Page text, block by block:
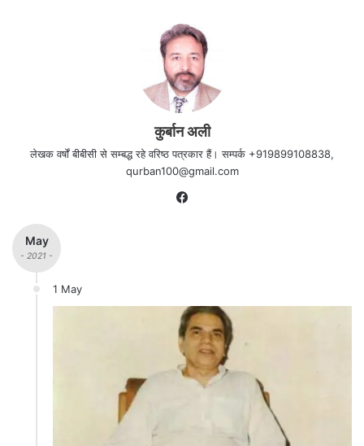
कुर्बान अली
लेखक वर्षों बीबीसी से सम्बद्ध रहे वरिष्ठ पत्रकार हैं। सम्पर्क +919899108838,
qurban100@gmail.com
Facebook
May
- 2021 -
1 May